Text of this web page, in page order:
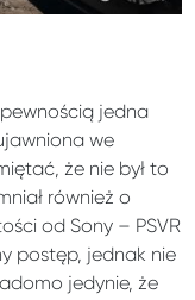
jedna
we
że nie był to
również o
od Sony – PSVR
postęp, jednak nie
jedynie, że